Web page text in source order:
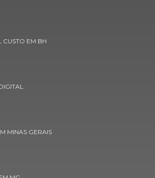
CUSTO EM BH
MINAS GERAIS
lavras
anm em minas gerais
de lavra dnpm